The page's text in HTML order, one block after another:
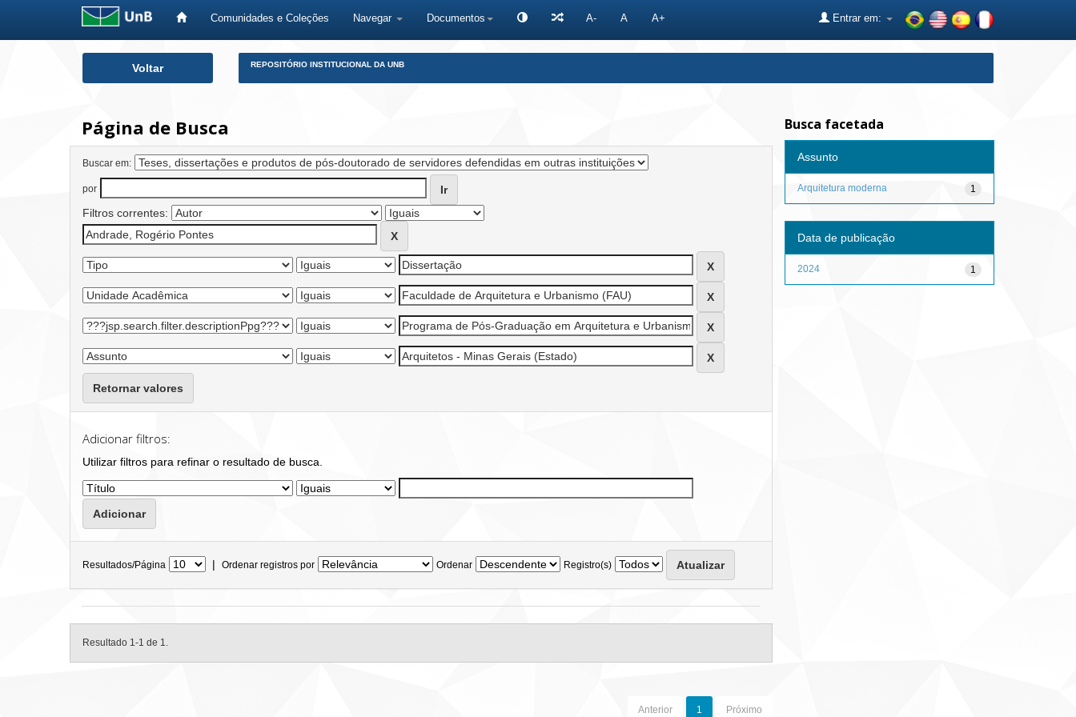
Comunidades e Coleções Navegar Documentos A- A A+ Entrar em:
Voltar REPOSITÓRIO INSTITUCIONAL DA UNB
Página de Busca
Buscar em:
por
Filtros correntes:
Retornar valores
Adicionar filtros:
Utilizar filtros para refinar o resultado de busca.
Resultados/Página | Ordenar registros por Ordenar Registro(s)
Resultado 1-1 de 1.
Anterior 1 Próximo
Busca facetada
Assunto
1
Arquitetura moderna
Data de publicação
1
2024